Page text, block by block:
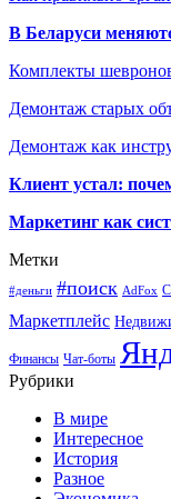
В Беларуси
Комплекты
Демонтаж старых
Демонтаж как
Клиент устал:
Маркетинг как
Метки
#деньги #поиск AdFox
Маркетплейс
Финансы Чат-боты
Рубрики
В мире
Интересное
История
Разное